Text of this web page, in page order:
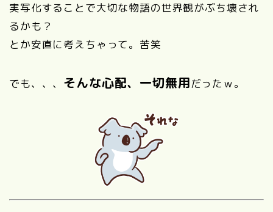
実写化することで大切な物語の世界観がぶち壊され
るかも？
とか安直に考えちゃって。苦笑
でも、、、 そんな心配、一切無用だったｗ。